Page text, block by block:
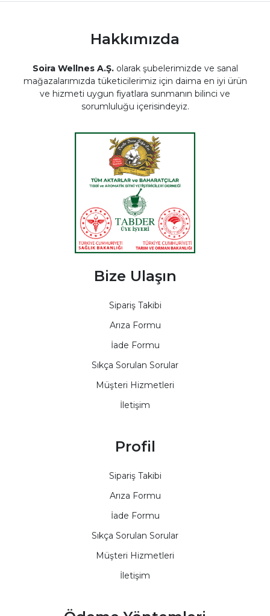
Hakkımızda
Soira Wellnes A.Ş.olarak şubelerimizde ve sanal
mağazalarımızda tüketicilerimiz için daima en iyi ürün
ve hizmeti uygun fiyatlara sunmanın bilinci ve
sorumluluğu içerisindeyiz.
Bize Ulaşın
Sipariş Takibi
Arıza Formu
İade Formu
Sıkça Sorulan Sorular
Müşteri Hizmetleri
İletişim
Profil
Sipariş Takibi
Arıza Formu
İade Formu
Sıkça Sorulan Sorular
Müşteri Hizmetleri
İletişim